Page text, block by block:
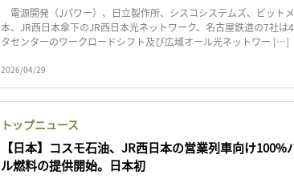
電源開発（Jパワー）、日立製作所、シスコシステムズ、ビット
本、JR西日本傘下のJR西日本光ネットワーク、名古屋鉄道の7社は
タセンターのワークロードシフト及び広域オール光ネットワー […]
2026/04/29
トップニュース
【日本】コスモ石油、JR西日本の営業列車向け100%
ル燃料の提供開始。日本初